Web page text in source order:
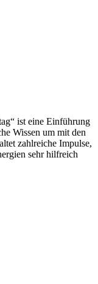
ist eine Einführung
Wissen um mit den
zahlreiche Impulse,
sehr hilfreich